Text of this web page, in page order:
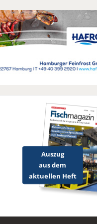
Auszug
aus dem
aktuellen Heft